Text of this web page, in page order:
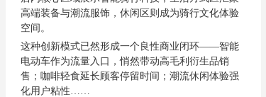
高端装备与潮流服饰，休闲区则成为骑行文化体验
空间。
这种创新模式已然形成一个良性商业闭环——智能
电动车作为流量入口，悄然带动高毛利衍生品销
售；咖啡轻食延长顾客停留时间；潮流休闲体验强
化用户粘性……